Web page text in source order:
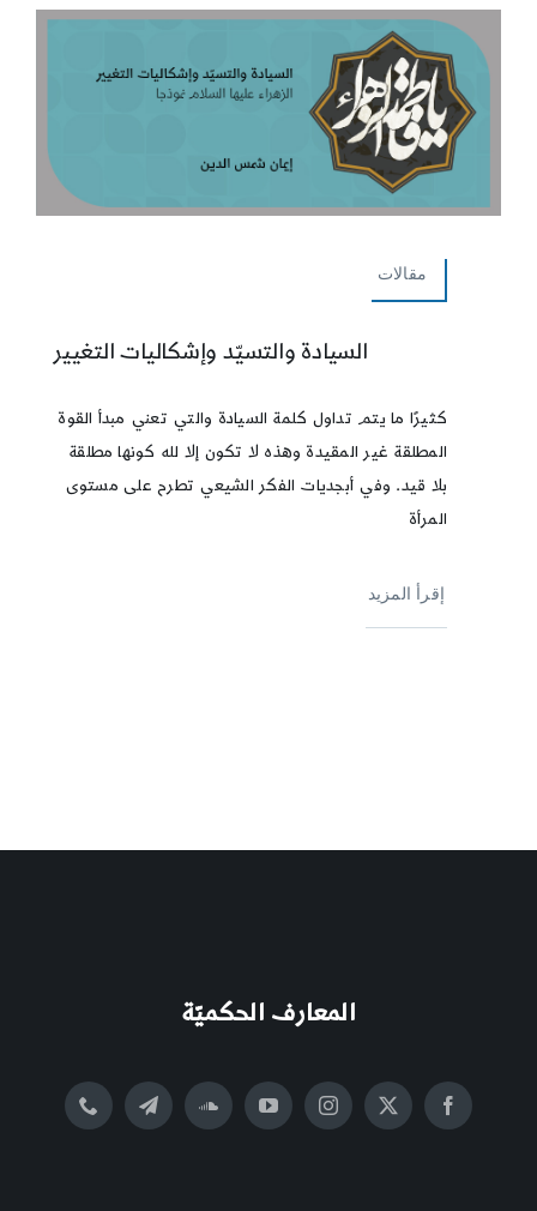
مقالات
السيادة والتسيّد وإشكاليات التغيير
كثيرًا ما يتم تداول كلمة السيادة والتي تعني مبدأ القوة
المطلقة غير المقيدة وهذه لا تكون إلا لله كونها مطلقة
بلا قيد. وفي أبجديات الفكر الشيعي تطرح على مستوى
المرأة
إقرأ المزيد
المعارف الحكميّة